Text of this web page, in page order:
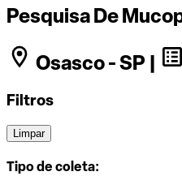
Pesquisa De
Osasco - SP |
Filtros
Limpar
Tipo de coleta: